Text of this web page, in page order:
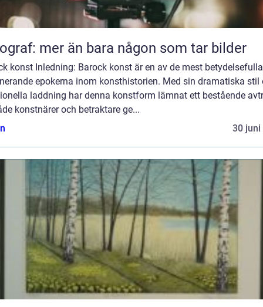
mer än bara någon som tar bilder
konst Inledning: Barock konst är en av de mest
epokerna inom konsthistorien. Med sin dramatiska stil
laddning har denna konstform lämnat ett bestående
konstnärer och betraktare ge...
30 juni